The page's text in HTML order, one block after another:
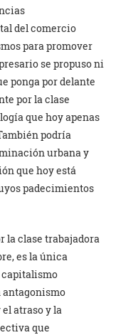
del comercio
para promover
se propuso ni
ponga por delante
por la clase
que hoy apenas
podría
urbana y
que hoy está
padecimientos
la clase trabajadora
es la única
capitalismo
antagonismo
atraso y la
que